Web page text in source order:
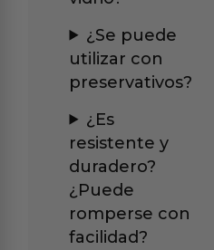
¿Se puede
utilizar con
preservativos?
¿Es
resistente y
duradero?
¿Puede
romperse con
facilidad?